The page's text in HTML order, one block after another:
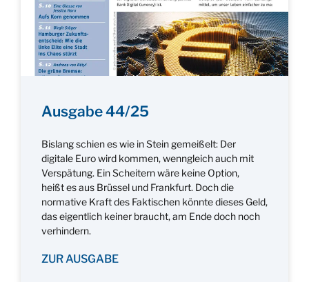
Ausgabe 44/25
Bislang schien es wie in Stein gemeißelt: Der
digitale Euro wird kommen, wenngleich auch mit
Verspätung. Ein Scheitern wäre keine Option,
heißt es aus Brüssel und Frankfurt. Doch die
normative Kraft des Faktischen könnte dieses Geld,
das eigentlich keiner braucht, am Ende doch noch
verhindern.
ZUR AUSGABE